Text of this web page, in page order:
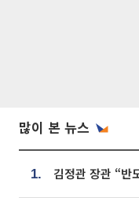
많이 본 뉴스
1.